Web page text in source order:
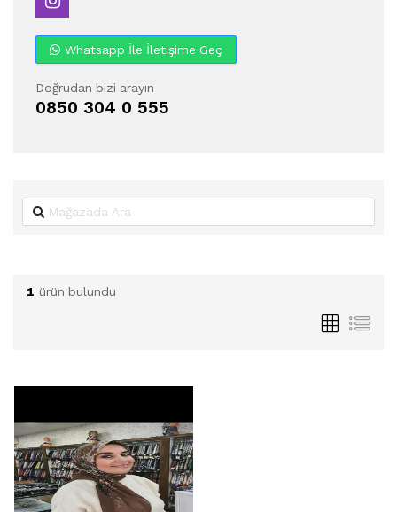
Whatsapp İle İletişime Geç
Doğrudan bizi arayın
0850 304 0 555
1 ürün bulundu